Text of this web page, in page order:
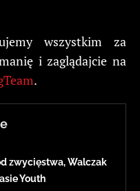
wszystkim za
i zaglądajcie na
.
zwycięstwa, Walczak
Youth